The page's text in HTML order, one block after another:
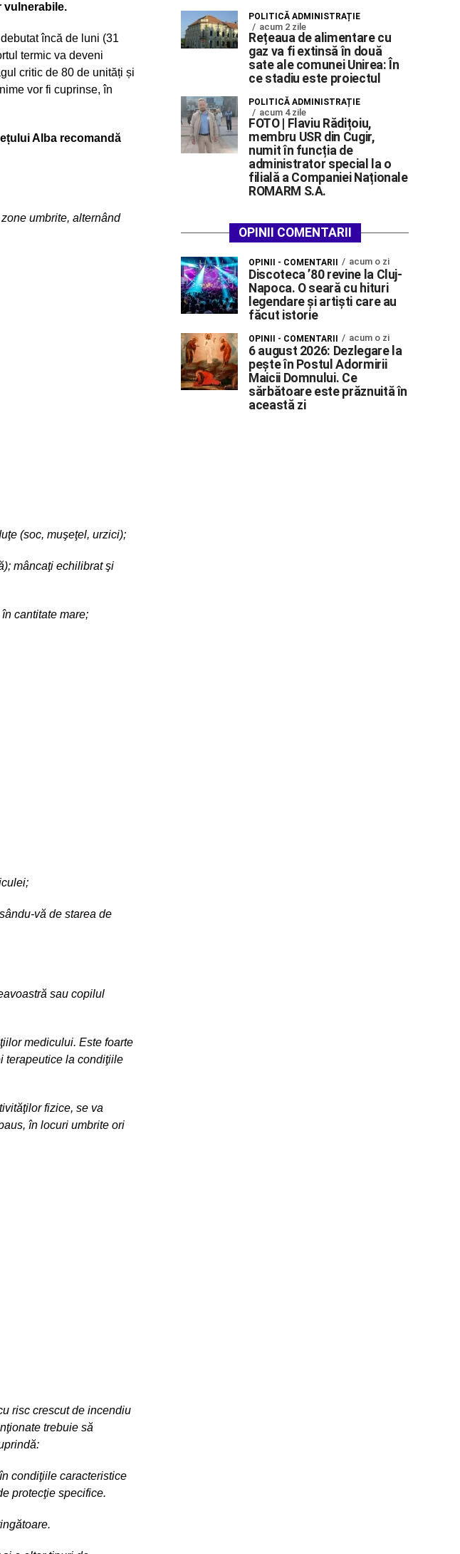
vulnerabile.
încă de luni (31
termic va deveni
critic de 80 de unități și
vor fi cuprinse, în
țului Alba recomandă
umbrite, alternând
(soc, muşeţel, urzici);
mâncaţi echilibrat şi
cantitate mare;
vă de starea de
sau copilul
medicului. Este foarte
terapeutice la condiţiile
fizice, se va
în locuri umbrite ori
risc crescut de incendiu
trebuie să
condiţiile caracteristice
protecţie specifice.
POLITICĂ ADMINISTRAȚIE
acum 2 zile
Rețeaua de alimentare cu
gaz va fi extinsă în două
sate ale comunei Unirea: În
ce stadiu este proiectul
POLITICĂ ADMINISTRAȚIE
acum 4 zile
FOTO | Flaviu Rădițoiu,
membru USR din Cugir,
numit în funcția de
administrator special la o
filială a Companiei Naționale
ROMARM S.A.
OPINII COMENTARII
OPINII - COMENTARII acum o zi
Discoteca ’80 revine la Cluj-
Napoca. O seară cu hituri
legendare și artiști care au
făcut istorie
OPINII - COMENTARII acum o zi
6 august 2026: Dezlegare la
pește în Postul Adormirii
Maicii Domnului. Ce
sărbătoare este prăznuită în
această zi